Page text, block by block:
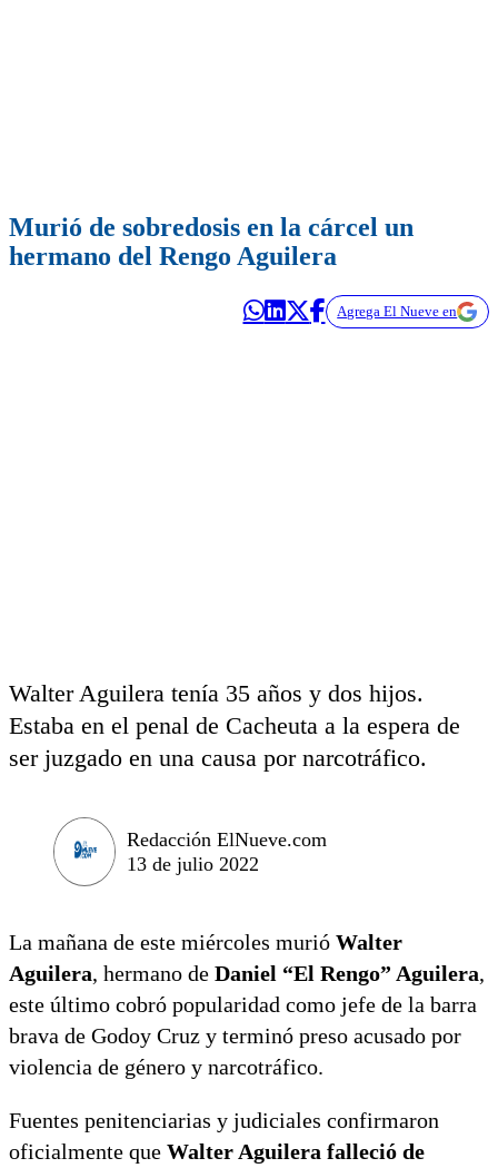
Murió de sobredosis en la cárcel un
hermano del Rengo Aguilera
Agrega El Nueve en
Walter Aguilera tenía 35 años y dos hijos.
Estaba en el penal de Cacheuta a la espera de
ser juzgado en una causa por narcotráfico.
Redacción ElNueve.com
13 de julio 2022
La mañana de este miércoles murió Walter
Aguilera, hermano de Daniel “El Rengo” Aguilera,
este último cobró popularidad como jefe de la barra
brava de Godoy Cruz y terminó preso acusado por
violencia de género y narcotráfico.
Fuentes penitenciarias y judiciales confirmaron
oficialmente que Walter Aguilera falleció de